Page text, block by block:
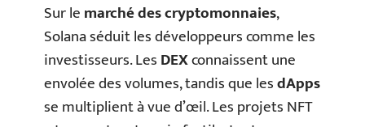
Sur lemarché des cryptomonnaies,
Solana séduit les développeurs comme les
investisseurs. LesDEXconnaissent une
envolée des volumes, tandis que lesdApps
se multiplient à vue d’œil. Les projets NFT